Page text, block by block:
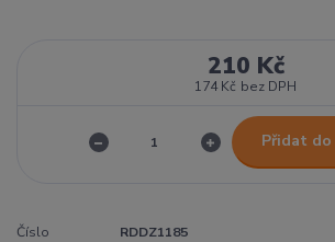
210 Kč
174 Kč bez DPH
Přidat do
Číslo
RDDZ1185